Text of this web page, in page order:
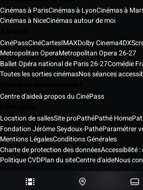
Cinémas à ParisCinémas à LyonCinémas à
Cinémas à NiceCinémas autour de moi
CinéPassCinéCartesIMAXDolby Cinema4DX
Metropolitan OperaMetropolitan Opera 26-27
Ballet Opéra national de Paris 26-27Comédie
Toutes les sorties cinémasNos séances
Centre d'aideà propos du CinéPass
Location de sallesSite proPathéPathé Home
Fondation Jérôme Seydoux-PathéParamétrer
Mentions LégalesConditions Générales
Charte de protection des donnéesAccessibilité
Politique CVDPlan du siteCentre d'aideNous
Pathé Cinémas Services © 2026